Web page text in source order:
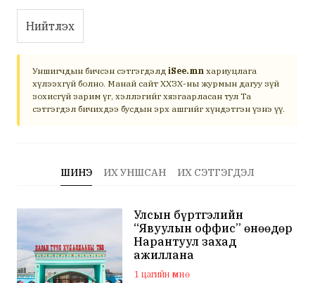
Нийтлэх
Уншигчдын бичсэн сэтгэгдэлд iSee.mn хариуцлага
хүлээхгүй болно. Манай сайт ХХЗХ-ны журмын дагуу зүй
зохисгүй зарим үг, хэллэгийг хязгаарласан тул Та
сэтгэгдэл бичихдээ бусдын эрх ашгийг хүндэтгэн үзнэ үү.
ШИНЭ ИХ УНШСАН ИХ СЭТГЭГДЭЛ
Улсын бүртгэлийн
“Явуулын оффис” өнөөдөр
Нарантуул захад
ажиллана
1 цагийн өмнө